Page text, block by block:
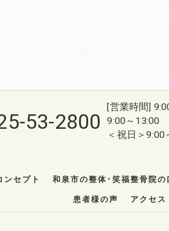
53-2800
[営業時間]
9:00～13:00
＜祝日＞
ンセプト 和泉市の整体･笑福整骨院の
患者様の声 アクセス